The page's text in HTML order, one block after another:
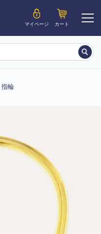
マイページ カート
指輪
マイページ
願いいたします。割引サービスは一